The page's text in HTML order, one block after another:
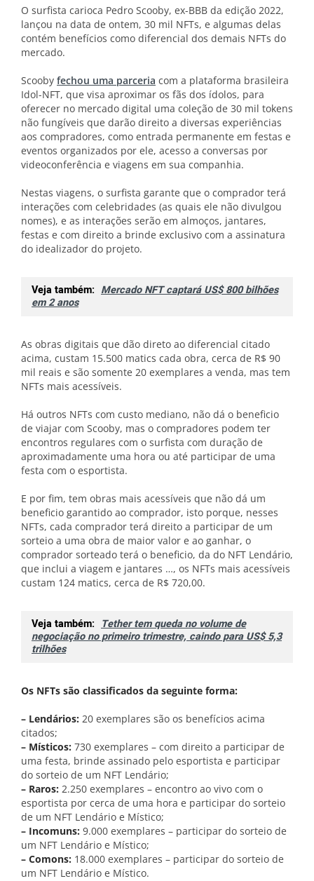
O surfista carioca Pedro Scooby, ex-BBB da edição 2022,
lançou na data de ontem, 30 mil NFTs, e algumas delas
contém benefícios como diferencial dos demais NFTs do
mercado.
Scooby fechou uma parceria com a plataforma brasileira
Idol-NFT, que visa aproximar os fãs dos ídolos, para
oferecer no mercado digital uma coleção de 30 mil tokens
não fungíveis que darão direito a diversas experiências
aos compradores, como entrada permanente em festas e
eventos organizados por ele, acesso a conversas por
videoconferência e viagens em sua companhia.
Nestas viagens, o surfista garante que o comprador terá
interações com celebridades (as quais ele não divulgou
nomes), e as interações serão em almoços, jantares,
festas e com direito a brinde exclusivo com a assinatura
do idealizador do projeto.
Veja também: Mercado NFT captará US$ 800 bilhões
em 2 anos
As obras digitais que dão direto ao diferencial citado
acima, custam 15.500 matics cada obra, cerca de R$ 90
mil reais e são somente 20 exemplares a venda, mas tem
NFTs mais acessíveis.
Há outros NFTs com custo mediano, não dá o beneficio
de viajar com Scooby, mas o compradores podem ter
encontros regulares com o surfista com duração de
aproximadamente uma hora ou até participar de uma
festa com o esportista.
E por fim, tem obras mais acessíveis que não dá um
beneficio garantido ao comprador, isto porque, nesses
NFTs, cada comprador terá direito a participar de um
sorteio a uma obra de maior valor e ao ganhar, o
comprador sorteado terá o beneficio, da do NFT Lendário,
que inclui a viagem e jantares …, os NFTs mais acessíveis
custam 124 matics, cerca de R$ 720,00.
Veja também: Tether tem queda no volume de
negociação no primeiro trimestre, caindo para US$ 5,3
trilhões
Os NFTs são classificados da seguinte forma:
– Lendários: 20 exemplares são os benefícios acima
citados;
– Místicos: 730 exemplares – com direito a participar de
uma festa, brinde assinado pelo esportista e participar
do sorteio de um NFT Lendário;
– Raros: 2.250 exemplares – encontro ao vivo com o
esportista por cerca de uma hora e participar do sorteio
de um NFT Lendário e Místico;
– Incomuns: 9.000 exemplares – participar do sorteio de
um NFT Lendário e Místico;
– Comons: 18.000 exemplares – participar do sorteio de
um NFT Lendário e Místico.